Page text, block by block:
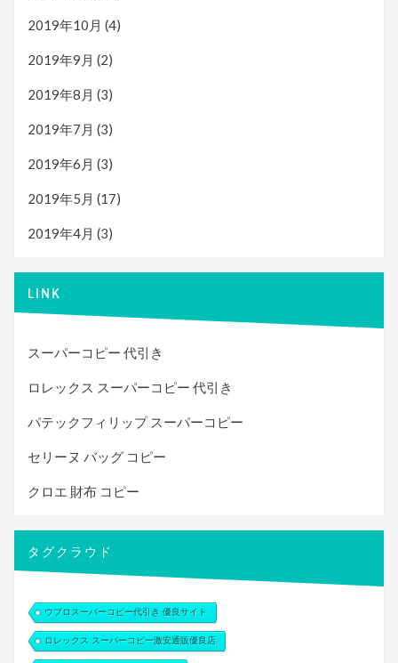
2019年10月 (4)
2019年9月 (2)
2019年8月 (3)
2019年7月 (3)
2019年6月 (3)
2019年5月 (17)
2019年4月 (3)
LINK
スーパーコピー 代引き
ロレックス スーパーコピー 代引き
パテックフィリップ スーパーコピー
セリーヌ バッグ コピー
クロエ 財布 コピー
タグクラウド
ウブロスーパーコピー代引き 優良サイト
ロレックス スーパーコピー激安通販優良店